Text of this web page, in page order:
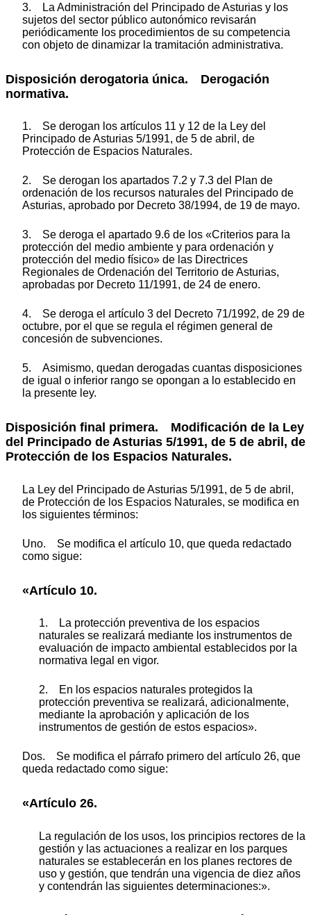
3. La Administración del Principado de Asturias y los
sujetos del sector público autonómico revisarán
periódicamente los procedimientos de su competencia
con objeto de dinamizar la tramitación administrativa.
Disposición derogatoria única. Derogación
normativa.
1. Se derogan los artículos 11 y 12 de la Ley del
Principado de Asturias 5/1991, de 5 de abril, de
Protección de Espacios Naturales.
2. Se derogan los apartados 7.2 y 7.3 del Plan de
ordenación de los recursos naturales del Principado de
Asturias, aprobado por Decreto 38/1994, de 19 de mayo.
3. Se deroga el apartado 9.6 de los «Criterios para la
protección del medio ambiente y para ordenación y
protección del medio físico» de las Directrices
Regionales de Ordenación del Territorio de Asturias,
aprobadas por Decreto 11/1991, de 24 de enero.
4. Se deroga el artículo 3 del Decreto 71/1992, de 29 de
octubre, por el que se regula el régimen general de
concesión de subvenciones.
5. Asimismo, quedan derogadas cuantas disposiciones
de igual o inferior rango se opongan a lo establecido en
la presente ley.
Disposición final primera. Modificación de la Ley
del Principado de Asturias 5/1991, de 5 de abril, de
Protección de los Espacios Naturales.
La Ley del Principado de Asturias 5/1991, de 5 de abril,
de Protección de los Espacios Naturales, se modifica en
los siguientes términos:
Uno. Se modifica el artículo 10, que queda redactado
como sigue:
«Artículo 10.
1. La protección preventiva de los espacios
naturales se realizará mediante los instrumentos de
evaluación de impacto ambiental establecidos por la
normativa legal en vigor.
2. En los espacios naturales protegidos la
protección preventiva se realizará, adicionalmente,
mediante la aprobación y aplicación de los
instrumentos de gestión de estos espacios».
Dos. Se modifica el párrafo primero del artículo 26, que
queda redactado como sigue:
«Artículo 26.
La regulación de los usos, los principios rectores de la
gestión y las actuaciones a realizar en los parques
naturales se establecerán en los planes rectores de
uso y gestión, que tendrán una vigencia de diez años
y contendrán las siguientes determinaciones:».